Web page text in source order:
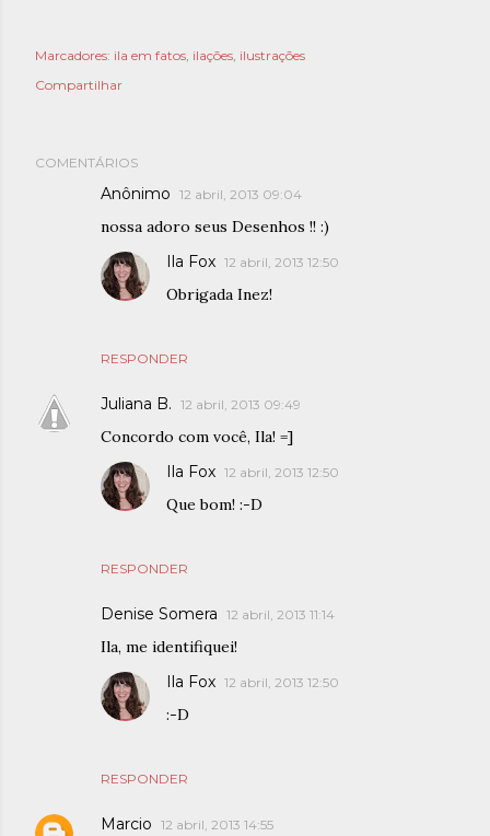
Marcadores: ila em fatos ilações ilustrações
Compartilhar
COMENTÁRIOS
Anônimo 12 abril, 2013 09:04
nossa adoro seus Desenhos !! :)
RESPONDER
Ila Fox 12 abril, 2013 12:50
Obrigada Inez!
Juliana B. 12 abril, 2013 09:49
Concordo com você, Ila! =]
RESPONDER
Ila Fox 12 abril, 2013 12:50
Que bom! :-D
Denise Somera 12 abril, 2013 11:14
Ila, me identifiquei!
RESPONDER
Ila Fox 12 abril, 2013 12:50
:-D
Marcio 12 abril, 2013 14:55